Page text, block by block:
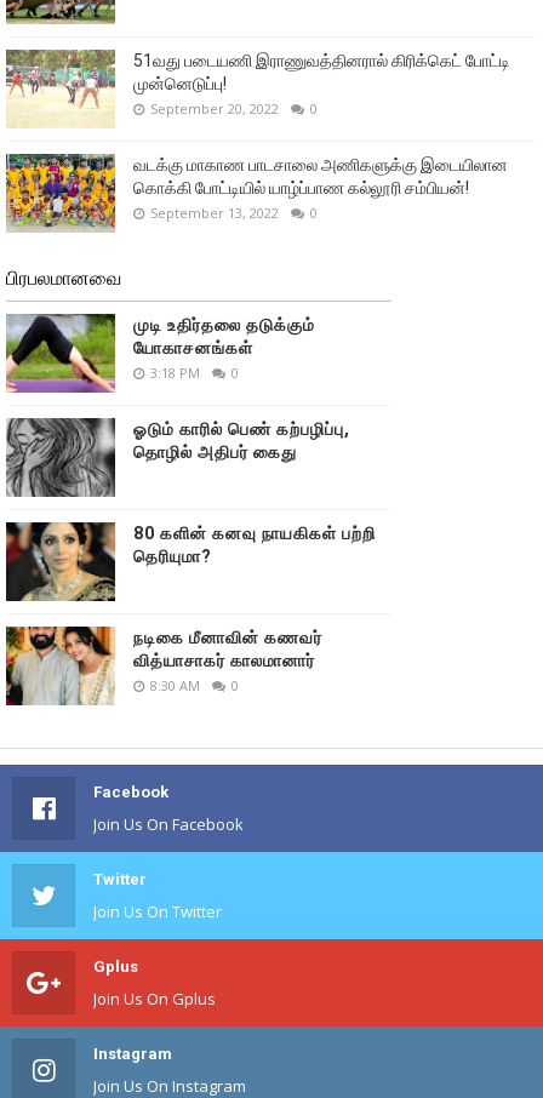
51வது படையணி இராணுவத்தினரால் கிரிக்கெட் போட்டி
முன்னெடுப்பு!
September 20, 2022 0
வடக்கு மாகாண பாடசாலை அணிகளுக்கு இடையிலான
கொக்கி போட்டியில் யாழ்ப்பாண கல்லூரி சம்பியன்!
September 13, 2022 0
பிரபலமானவை
முடி உதிர்தலை தடுக்கும்
யோகாசனங்கள்
3:18 PM 0
ஓடும் காரில் பெண் கற்பழிப்பு,
தொழில் அதிபர் கைது
80 களின் கனவு நாயகிகள் பற்றி
தெரியுமா?
நடிகை மீனாவின் கணவர்
வித்யாசாகர் காலமானார்
8:30 AM 0
Facebook
Join Us On Facebook
Twitter
Join Us On Twitter
Gplus
Join Us On Gplus
Instagram
Join Us On Instagram